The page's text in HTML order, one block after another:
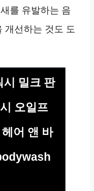
를 유발하는 음
개선하는 것도 도
시 밀크 판
오일프
어 앤 바